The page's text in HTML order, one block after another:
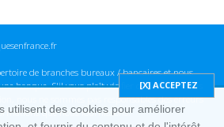
de branches bureaux / bancaires et nous
banque. S'il vous plaît vérifier ces informations
nous ne sommes pas responsables des erreurs
que nous fournissons.
utilisent des cookies pour améliorer